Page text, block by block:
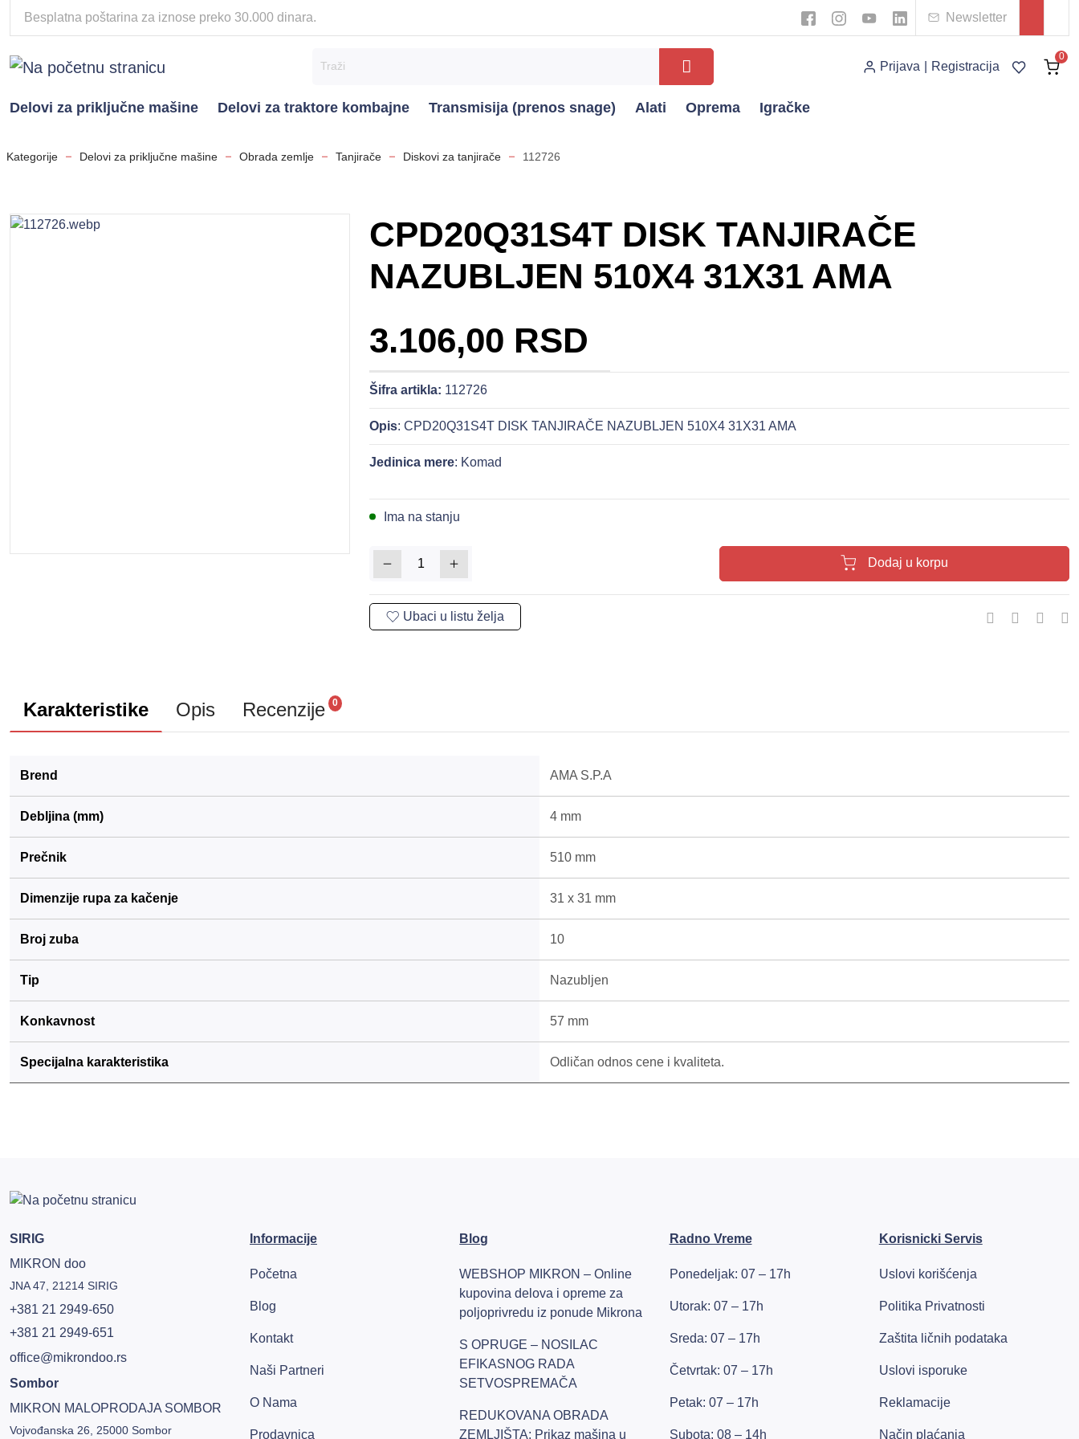
Besplatna poštarina za iznose preko 30.000 dinara. Newsletter
Delovi za priključne mašine Delovi za traktore kombajne Transmisija (prenos snage) Alati Oprema Igračke
Prijava Registracija
0
Kategorije Delovi za priključne mašine Obrada zemlje Tanjirače Diskovi za tanjirače 112726
CPD20Q31S4T DISK TANJIRAČE
NAZUBLJEN 510X4 31X31 AMA
3.106,00 RSD
Šifra artikla: 112726
Opis: CPD20Q31S4T DISK TANJIRAČE NAZUBLJEN 510X4 31X31 AMA
Jedinica mere: Komad
Ima na stanju
Dodaj u korpu
Karakteristike Opis Recenzije 0
Brend AMA S.P.A
Debljina (mm) 4 mm
Prečnik 510 mm
Dimenzije rupa za kačenje 31 x 31 mm
Broj zuba 10
Tip Nazubljen
Konkavnost 57 mm
Specijalna karakteristika Odličan odnos cene i kvaliteta.
SIRIG
MIKRON doo
JNA 47, 21214 SIRIG
+381 21 2949-650
+381 21 2949-651
office@mikrondoo.rs
Sombor
MIKRON MALOPRODAJA SOMBOR
Vojvođanska 26, 25000 Sombor
Informacije
Početna
Blog
Kontakt
Naši Partneri
O Nama
Prodavnica
Blog
WEBSHOP MIKRON – Online
kupovina delova i opreme za
poljoprivredu iz ponude Mikrona
S OPRUGE – NOSILAC
EFIKASNOG RADA
SETVOSPREMAČA
REDUKOVANA OBRADA
ZEMLJIŠTA: Prikaz mašina u
Radno Vreme
Ponedeljak: 07 – 17h
Utorak: 07 – 17h
Sreda: 07 – 17h
Četvrtak: 07 – 17h
Petak: 07 – 17h
Subota: 08 – 14h
Korisnicki Servis
Uslovi korišćenja
Politika Privatnosti
Zaštita ličnih podataka
Uslovi isporuke
Reklamacije
Način plaćanja